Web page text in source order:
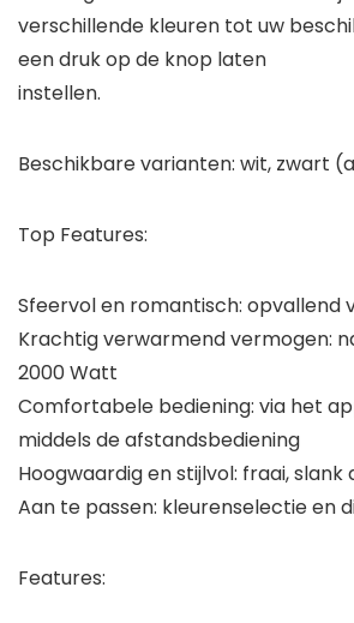
verschillende kleuren tot uw
een druk op de knop laten
instellen.
Beschikbare varianten: wit, zwart
Top Features:
Sfeervol en romantisch: opvallend
Krachtig verwarmend vermogen:
2000 Watt
Comfortabele bediening: via het
middels de afstandsbediening
Hoogwaardig en stijlvol: fraai, slank
Aan te passen: kleurenselectie en
Features: